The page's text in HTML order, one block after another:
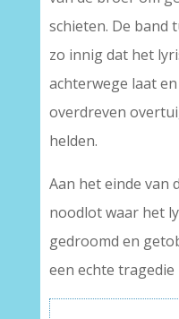
schieten. De band
zo innig dat het
achterwege laat
overdreven
helden.
Aan het einde van
noodlot waar het
gedroomd en
een echte tragedie